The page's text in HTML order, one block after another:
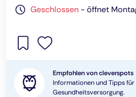
Geschlossen -öffnet
Empfohlen von cleverspots
Informationen und Tipps
Gesundheitsversorgung.